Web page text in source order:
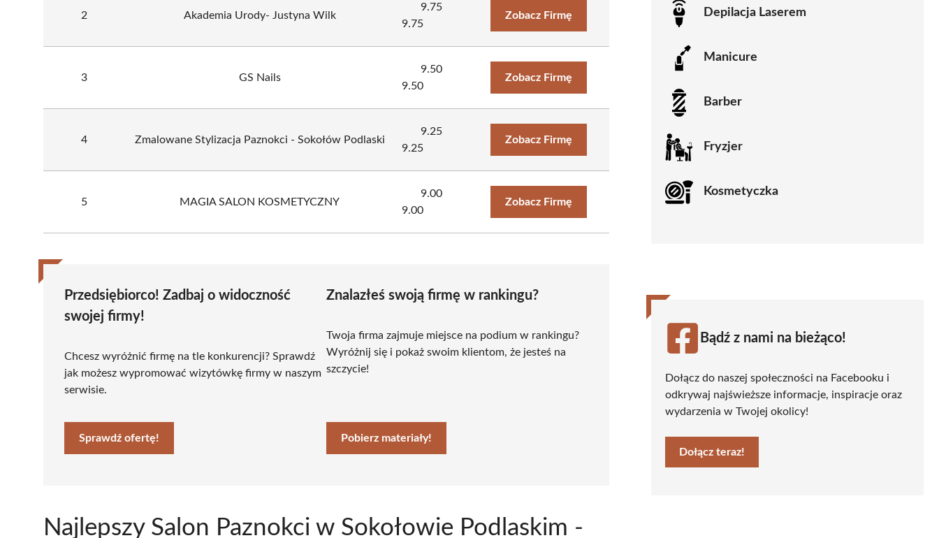
2 Akademia Urody- Justyna Wilk
9.75
9.75
Zobacz Firmę
3 GS Nails
9.50
9.50
Zobacz Firmę
4 Zmalowane Stylizacja Paznokci - Sokołów Podlaski
9.25
9.25
Zobacz Firmę
5 MAGIA SALON KOSMETYCZNY
9.00
9.00
Zobacz Firmę
Przedsiębiorco! Zadbaj o widoczność
swojej firmy!
Chcesz wyróżnić firmę na tle konkurencji? Sprawdź
jak możesz wypromować wizytówkę firmy w naszym
serwisie.
Sprawdź ofertę!
Znalazłeś swoją firmę w rankingu?
Twoja firma zajmuje miejsce na podium w rankingu?
Wyróżnij się i pokaż swoim klientom, że jesteś na
szczycie!
Pobierz materiały!
Najlepszy Salon Paznokci w Sokołowie Podlaskim -
Depilacja Laserem
Manicure
Barber
Fryzjer
Kosmetyczka
Bądź z nami na bieżąco!
Dołącz do naszej społeczności na Facebooku i
odkrywaj najświeższe informacje, inspiracje oraz
wydarzenia w Twojej okolicy!
Dołącz teraz!